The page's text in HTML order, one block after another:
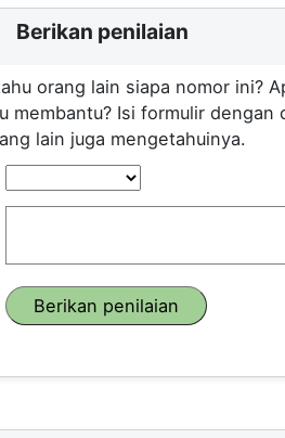
Berikan penilaian
orang lain siapa nomor ini?
membantu? Isi formulir dengan
lain juga mengetahuinya.